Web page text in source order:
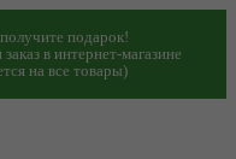
подарок!
в интернет-магазине
на все товары)